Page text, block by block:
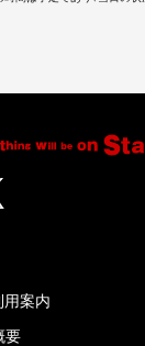
案内
要